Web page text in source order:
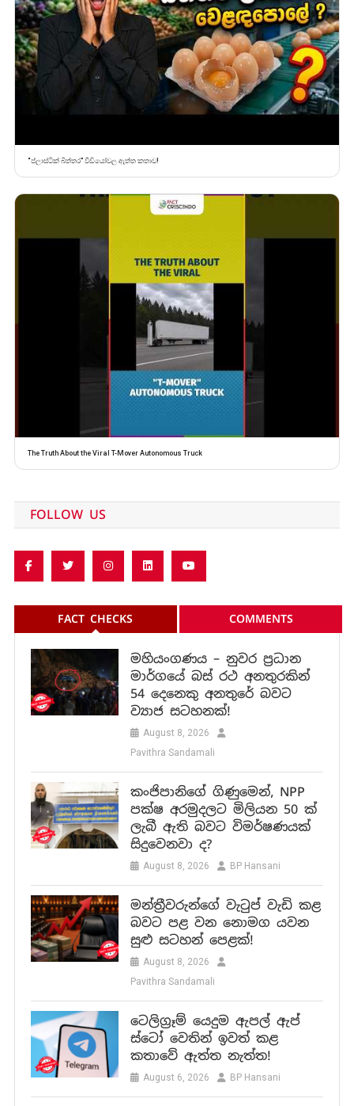
“ප්ලාස්ටික් බිත්තර” වීඩියෝවල ඇත්ත කතාව!
The Truth About the Viral T-Mover Autonomous Truck
FOLLOW US
FACT CHECKS COMMENTS
මහියංගණය – නුවර ප්‍රධාන
මාර්ගයේ බස් රථ අනතුරකින්
54 දෙනෙකු අනතුරේ බවට
ව්‍යාජ සටහනක්!
August 8, 2026
Pavithra Sandamali
කංජිපානිගේ ගිණුමෙන්, NPP
පක්ෂ අරමුදලට මිලියන 50 ක්
ලැබී ඇති බවට විමර්ෂණයක්
සිදුවෙනවා ද?
August 8, 2026 BP Hansani
මන්ත්‍රීවරුන්ගේ වැටුප් වැඩි කළ
බවට පළ වන නොමග යවන
සුළු සටහන් පෙළක්!
August 8, 2026
Pavithra Sandamali
ටෙලිග්‍රෑම් යෙදුම ඇපල් ඇප්
ස්ටෝ වෙතින් ඉවත් කළ
කතාවේ ඇත්ත නැත්ත!
August 6, 2026 BP Hansani